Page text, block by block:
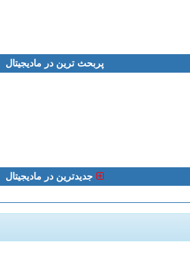
پربحث ترین در مادیجیتال
جدیدترین در مادیجیتال